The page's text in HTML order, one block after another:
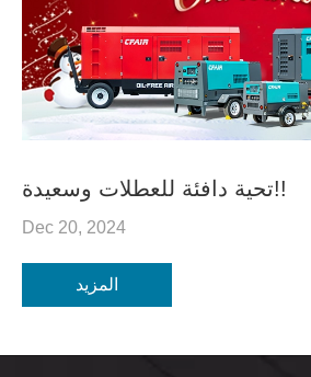
تحية دافئة للعطلات وسعيدة!!
Dec 20, 2024
المزيد